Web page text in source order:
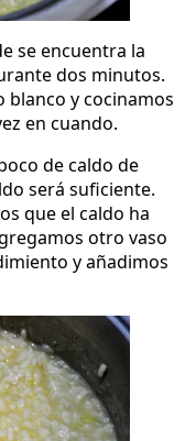
se encuentra la
dos minutos.
y cocinamos
en cuando.
de caldo de
será suficiente.
que el caldo ha
otro vaso
y añadimos